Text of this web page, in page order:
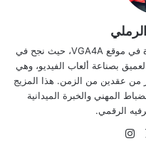
يُعد عبد الرحمن الرملي أحد الأقلام البارزة في موقع VGA4A، حيث نجح في
بصناعة ألعاب الفيديو، وهي
من عقدين من الزمن. هذا المزيج
المهني والخبرة الميدانية
الرقمي.
‫X